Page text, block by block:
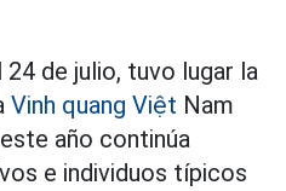
24 de julio, tuvo lugar la
Vinh quang Việt Nam
año continúa
e individuos típicos